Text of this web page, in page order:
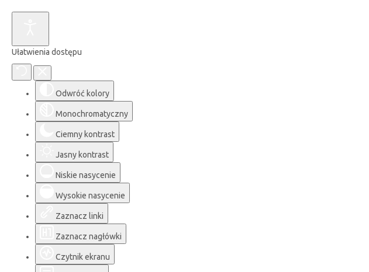
Ułatwienia dostępu
Odwróć kolory
Monochromatyczny
Ciemny kontrast
Jasny kontrast
Niskie nasycenie
Wysokie nasycenie
Zaznacz linki
Zaznacz nagłówki
Czytnik ekranu